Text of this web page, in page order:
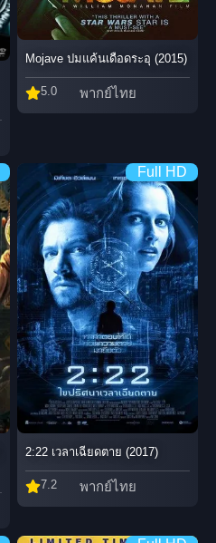
Mojave ปมแค้นเดือดระอุ (2015)
5.0 พากย์ไทย
Full HD
2:22 เวลาเฉียดตาย (2017)
7.2 พากย์ไทย